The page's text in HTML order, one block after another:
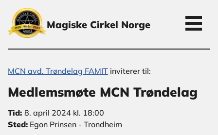
Magiske Cirkel Norge
MCN avd. Trøndelag FAMIT inviterer til:
Medlemsmøte MCN Trøndelag
Tid: 8. april 2024 kl. 18:00
Sted: Egon Prinsen - Trondheim